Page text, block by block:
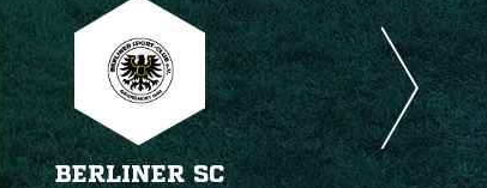
BERLINER SC